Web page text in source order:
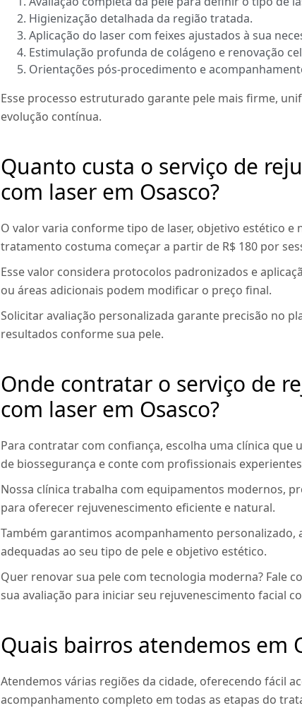
Higienização detalhada da região tratada.
Aplicação do laser com feixes ajustados à sua
Estimulação profunda de colágeno e renovação
Orientações pós-procedimento e
Esse processo estruturado garante pele mais firme,
evolução contínua.
Quanto custa o serviço de
com laser em Osasco?
O valor varia conforme tipo de laser, objetivo estético e
tratamento costuma começar a partir de R$ 180 por
Esse valor considera protocolos padronizados e
ou áreas adicionais podem modificar o preço final.
Solicitar avaliação personalizada garante precisão no
resultados conforme sua pele.
Onde contratar o serviço de
com laser em Osasco?
Para contratar com confiança, escolha uma clínica
de biossegurança e conte com profissionais
Nossa clínica trabalha com equipamentos modernos,
para oferecer rejuvenescimento eficiente e natural.
Também garantimos acompanhamento personalizado,
adequadas ao seu tipo de pele e objetivo estético.
Quer renovar sua pele com tecnologia moderna? Fale
sua avaliação para iniciar seu rejuvenescimento facial
Quais bairros atendemos em
Atendemos várias regiões da cidade, oferecendo fácil
acompanhamento completo em todas as etapas do